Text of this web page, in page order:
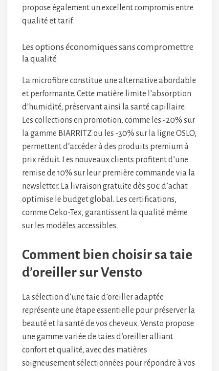
propose également un excellent compromis entre
qualité et tarif.
Les options économiques sans compromettre
la qualité
La microfibre constitue une alternative abordable
et performante. Cette matière limite l’absorption
d’humidité, préservant ainsi la santé capillaire.
Les collections en promotion, comme les -20% sur
la gamme BIARRITZ ou les -30% sur la ligne OSLO,
permettent d’accéder à des produits premium à
prix réduit. Les nouveaux clients profitent d’une
remise de 10% sur leur première commande via la
newsletter. La livraison gratuite dès 50€ d’achat
optimise le budget global. Les certifications,
comme Oeko-Tex, garantissent la qualité même
sur les modèles accessibles.
Comment bien choisir sa taie
d’oreiller sur Vensto
La sélection d’une taie d’oreiller adaptée
représente une étape essentielle pour préserver la
beauté et la santé de vos cheveux. Vensto propose
une gamme variée de taies d’oreiller alliant
confort et qualité, avec des matières
soigneusement sélectionnées pour répondre à vos